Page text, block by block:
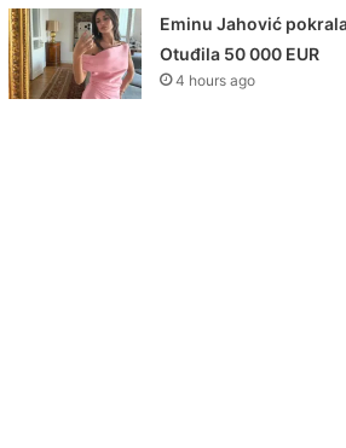
Eminu Jahović
Otuđila 50 000 EUR
4 hours ago